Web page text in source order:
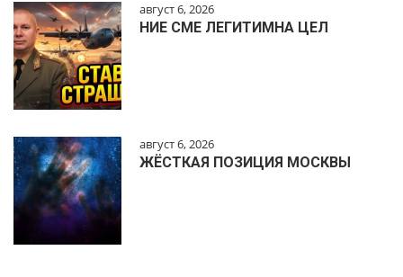
август 6, 2026
НИЕ СМЕ ЛЕГИТИМНА ЦЕЛ
август 6, 2026
ЖЁСТКАЯ ПОЗИЦИЯ МОСКВЫ